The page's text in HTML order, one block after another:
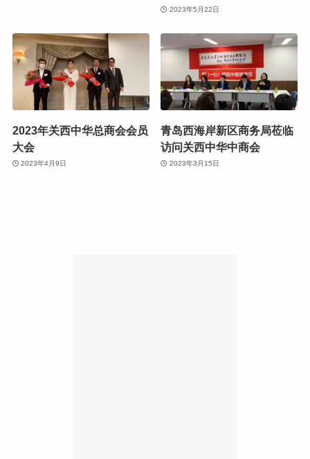
2023年5月22日
2023年关西中华总商会会员
大会
2023年4月9日
青岛西海岸新区商务局莅临
访问关西中华中商会
2023年3月15日